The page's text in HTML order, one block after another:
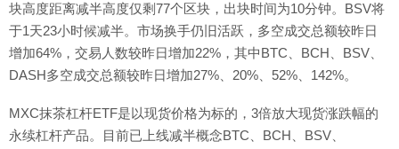
块高度距离减半高度仅剩77个区块，出块时间为10分钟。BSV将
于1天23小时候减半。市场换手仍旧活跃，多空成交总额较昨日
增加64%，交易人数较昨日增加22%，其中BTC、BCH、BSV、
DASH多空成交总额较昨日增加27%、20%、52%、142%。
MXC抹茶杠杆ETF是以现货价格为标的，3倍放大现货涨跌幅的
永续杠杆产品。目前已上线减半概念BTC、BCH、BSV、